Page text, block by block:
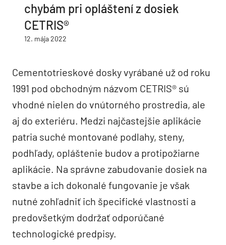
chybám pri opláštení z dosiek
CETRIS®
12. mája 2022
Cementotrieskové dosky vyrábané už od roku
1991 pod obchodným názvom CETRIS® sú
vhodné nielen do vnútorného prostredia, ale
aj do exteriéru. Medzi najčastejšie aplikácie
patria suché montované podlahy, steny,
podhľady, opláštenie budov a protipožiarne
aplikácie. Na správne zabudovanie dosiek na
stavbe a ich dokonalé fungovanie je však
nutné zohľadniť ich špecifické vlastnosti a
predovšetkým dodržať odporúčané
technologické predpisy.